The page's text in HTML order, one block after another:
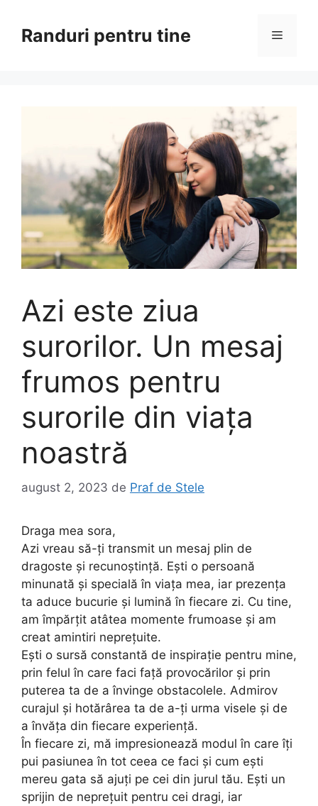
conținutRanduri pentru tine Meniu
Azi este ziua
surorilor. Un mesaj
frumos pentru
surorile din viața
noastră
august 2, 2023 de Praf de Stele
Draga mea sora,
Azi vreau să-ți transmit un mesaj plin de
dragoste și recunoștință. Ești o persoană
minunată și specială în viața mea, iar prezența
ta aduce bucurie și lumină în fiecare zi. Cu tine,
am împărțit atâtea momente frumoase și am
creat amintiri neprețuite.
Ești o sursă constantă de inspirație pentru mine,
prin felul în care faci față provocărilor și prin
puterea ta de a învinge obstacolele. Admirov
curajul și hotărârea ta de a-ți urma visele și de
a învăța din fiecare experiență.
În fiecare zi, mă impresionează modul în care îți
pui pasiunea în tot ceea ce faci și cum ești
mereu gata să ajuți pe cei din jurul tău. Ești un
sprijin de neprețuit pentru cei dragi, iar